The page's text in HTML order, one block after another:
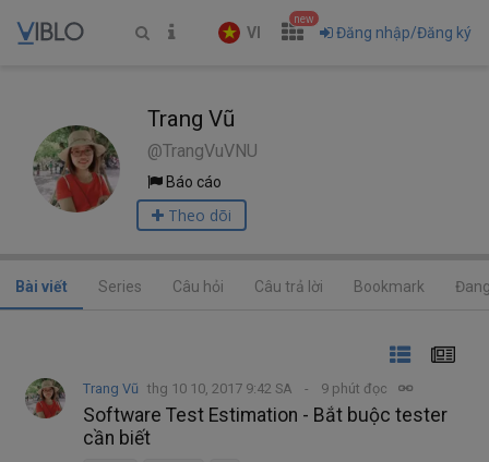
VI
new
Đăng nhập/Đăng ký
Trang Vũ
@TrangVuVNU
Báo cáo
Theo dõi
Bài viết Series Câu hỏi Câu trả lời Bookmark
Trang Vũ thg 10 10, 2017 9:42 SA 9 phút đọc
Software Test Estimation - Bắt buộc tester
cần biết